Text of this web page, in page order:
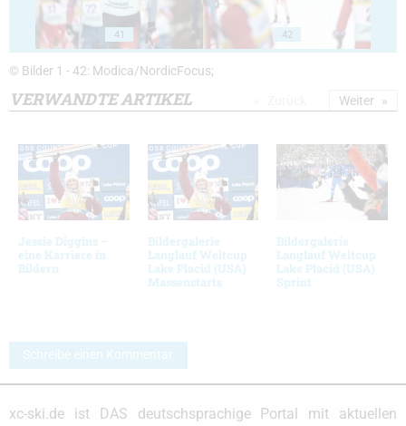
41 42
© Bilder 1 - 42: Modica/NordicFocus;
VERWANDTE ARTIKEL
Jessie Diggins –
eine Karriere in
Bildern
Bildergalerie
Langlauf Weltcup
Lake Placid (USA)
Massenstarts
Bildergalerie
Langlauf Weltcup
Lake Placid (USA)
Sprint
Weiter
Schreibe einen Kommentar
xc-ski.de ist DAS deutschsprachige Portal mit aktuellen